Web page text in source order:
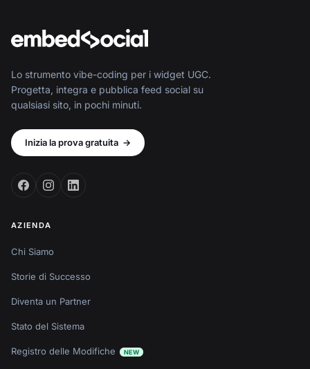
Lo strumento vibe-coding per i widget UGC.
Progetta, integra e pubblica feed social su
qualsiasi sito, in pochi minuti.
Inizia la prova gratuita →
AZIENDA
Chi Siamo
Storie di Successo
Diventa un Partner
Stato del Sistema
Registro delle Modifiche NEW